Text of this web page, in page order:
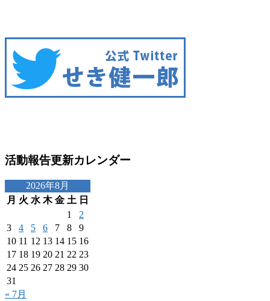
活動報告更新カレンダー
2026年8月
月 火 水 木 金 土 日
1
2
3
4 5 6 7 8
9
10 11 12 13 14 15 16
17 18 19 20 21 22 23
24 25 26 27 28 29 30
31
« 7月